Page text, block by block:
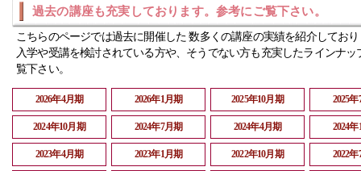
過去の講座も充実しております。参考にご覧下さい。
こちらのページでは過去に開催した 数多くの講座の実績を紹介してお
入学や受講を検討されている方や、そうでない方も充実したラインナッ
覧下さい。
2026年4月期 2026年1月期 2025年10月期 2025
2024年10月期 2024年7月期 2024年4月期 2024
2023年4月期 2023年1月期 2022年10月期 2022